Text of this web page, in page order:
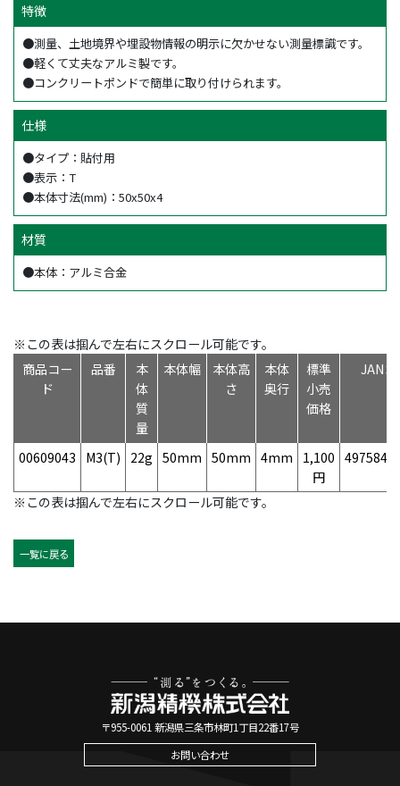
特徴
●測量、土地境界や埋設物情報の明示に欠かせない測量標識です。
●軽くて丈夫なアルミ製です。
●コンクリートポンドで簡単に取り付けられます。
仕様
●タイプ：貼付用
●表示：T
●本体寸法(mm)：50x50x4
材質
●本体：アルミ合金
※この表は掴んで左右にスクロール可能です。
商品コー
ド
品番
本
体
質
量
本体幅
本体高
さ
本体
奥行
標準
小売
価格
JANコ
00609043 M3(T) 22g 50mm 50mm 4mm
1,100
円
※この表は掴んで左右にスクロール可能です。
一覧に戻る
〒955-0061 新潟県三条市林町1丁目22番17号
お問い合わせ